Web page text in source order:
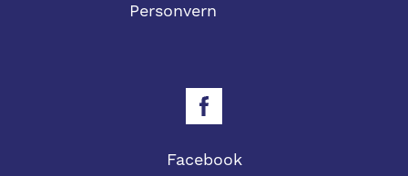
Personvern
Facebook